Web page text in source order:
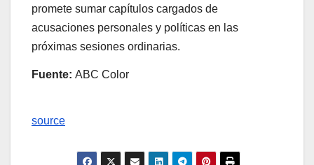
promete sumar capítulos cargados de
acusaciones personales y políticas en las
próximas sesiones ordinarias.
Fuente: ABC Color
source